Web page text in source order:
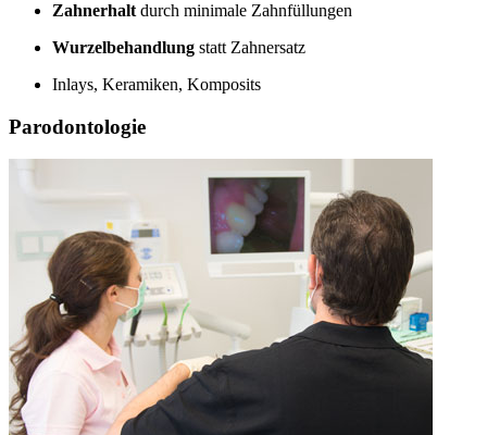
Zahnerhalt durch minimale Zahnfüllungen
Wurzelbehandlung statt Zahnersatz
Inlays, Keramiken, Komposits
Parodontologie